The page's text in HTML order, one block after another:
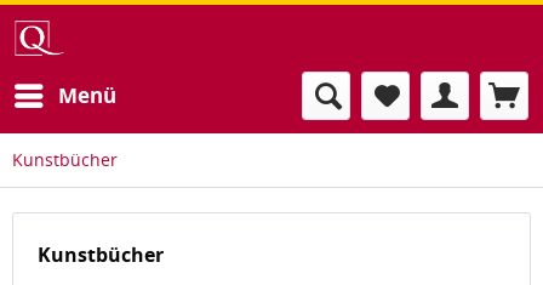
Menü
Kunstbücher
Kunstbücher